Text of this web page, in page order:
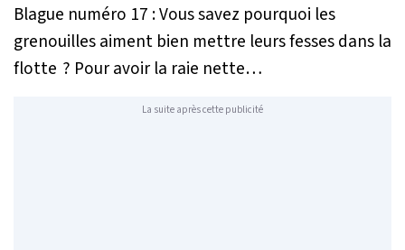
Blague numéro 17 : Vous savez pourquoi les
grenouilles aiment bien mettre leurs fesses dans la
flotte ? Pour avoir la raie nette…
La suite après cette publicité